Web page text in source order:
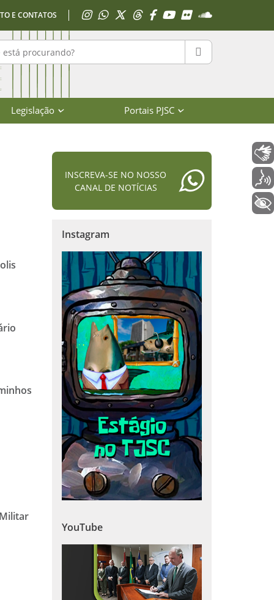
E CONTATOS Acessar Instagram
Acessar WhatsApp
Acessar XAcessar Threads
Acessar Facebook
Acessar YouTube
Acessar Flickr
Acessar
no portal PESQUISAR
Legislação Portais PJSC
INSCREVA-SE NO NOSSO
CANAL DE NOTÍCIAS
Instagram
YouTube
Libras
+ Acessibilidade